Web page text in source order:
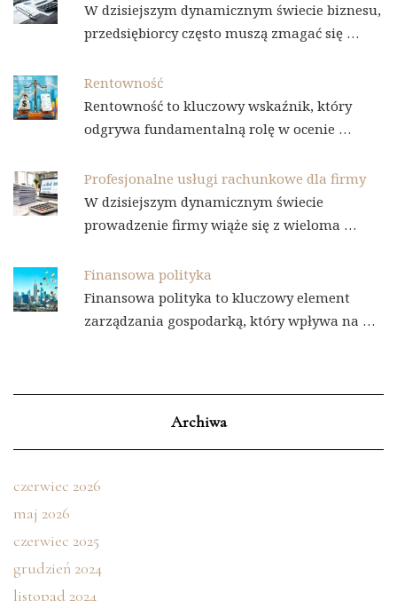
W dzisiejszym dynamicznym świecie biznesu,
przedsiębiorcy często muszą zmagać się …
Rentowność
Rentowność to kluczowy wskaźnik, który
odgrywa fundamentalną rolę w ocenie …
Profesjonalne usługi rachunkowe dla firmy
W dzisiejszym dynamicznym świecie
prowadzenie firmy wiąże się z wieloma …
Finansowa polityka
Finansowa polityka to kluczowy element
zarządzania gospodarką, który wpływa na …
Archiwa
czerwiec 2026
maj 2026
czerwiec 2025
grudzień 2024
listopad 2024